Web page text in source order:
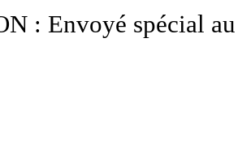
: Envoyé spécial